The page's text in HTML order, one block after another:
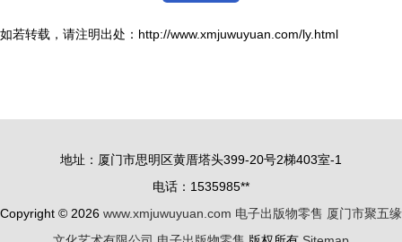
如若转载，请注明出处：http://www.xmjuwuyuan.com/ly.html
地址：厦门市思明区黄厝塔头399-20号2梯403室-1
电话：1535985**
Copyright © 2026 www.xmjuwuyuan.com 电子出版物零售 厦门市聚五缘